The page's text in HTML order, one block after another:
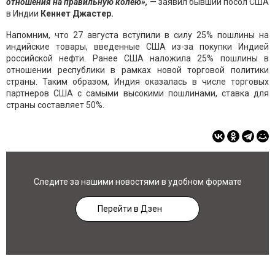
в Индии Кеннет Джастер.
Напомним, что 27 августа вступили в силу 25% пошлины на
индийские товары, введенные США из-за покупки Индией
российской нефти. Ранее США наложила 25% пошлины в
отношении республики в рамках новой торговой политики
страны. Таким образом, Индия оказалась в числе торговых
партнеров США с самыми высокими пошлинами, ставка для
страны составляет 50%.
Следите за нашими новостями в удобном формате
Перейти в Дзен